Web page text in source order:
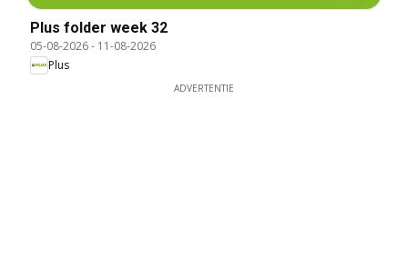
Plus folder week 32
05-08-2026- 11-08-2026
Plus
ADVERTENTIE